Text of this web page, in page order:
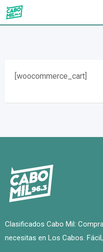
saltar
[woocommerce_cart]
Clasificados Cabo Mil:
necesitas en Los Cabos.